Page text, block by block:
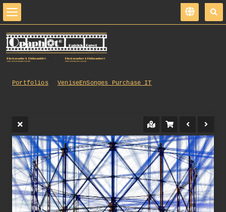
Portfolios
VeniseEnSonges_Purchase_IT